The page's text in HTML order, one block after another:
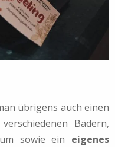
übrigens auch einen
Bädern,
sowie ein eigenes